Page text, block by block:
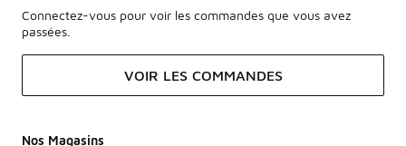
Connectez-vous pour voir les commandes que vous avez
passées.
VOIR LES COMMANDES
Nos Magasins